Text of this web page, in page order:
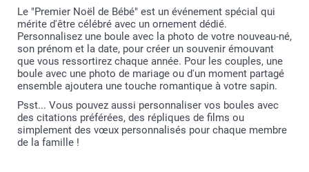
Le "Premier Noël de Bébé" est un événement spécial qui
mérite d'être célébré avec un ornement dédié.
Personnalisez une boule avec la photo de votre nouveau-né,
son prénom et la date, pour créer un souvenir émouvant
que vous ressortirez chaque année. Pour les couples, une
boule avec une photo de mariage ou d'un moment partagé
ensemble ajoutera une touche romantique à votre sapin.
Psst... Vous pouvez aussi personnaliser vos boules avec
des citations préférées, des répliques de films ou
simplement des vœux personnalisés pour chaque membre
de la famille !